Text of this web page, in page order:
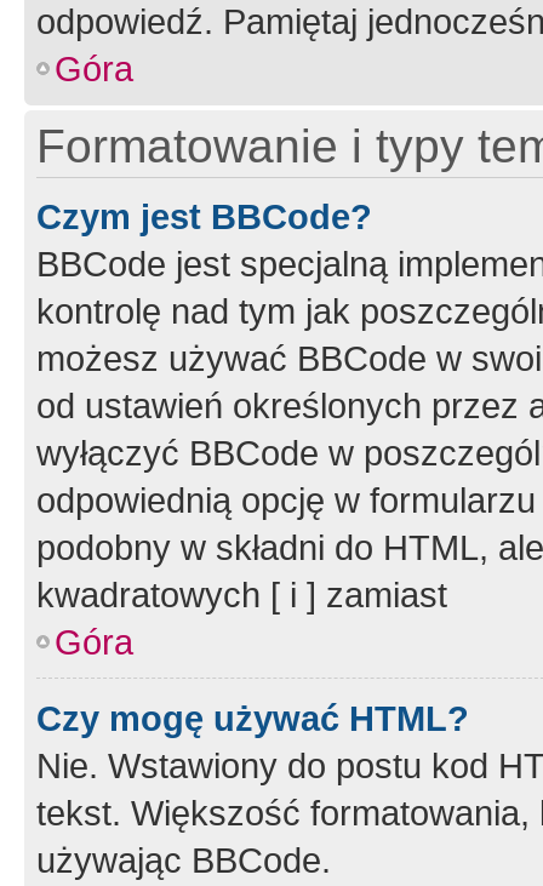
odpowiedź. Pamiętaj
Góra
Formatowanie i typy
Czym jest BBCode?
BBCode jest specjalną
kontrolę nad tym jak
możesz używać BBCode w
od ustawień określonych przez
wyłączyć BBCode w
odpowiednią opcję w
podobny w składni do HTML,
kwadratowych [ i ] zamiast
Góra
Czy mogę używać HTML?
Nie. Wstawiony do postu kod
tekst. Większość
używając BBCode.